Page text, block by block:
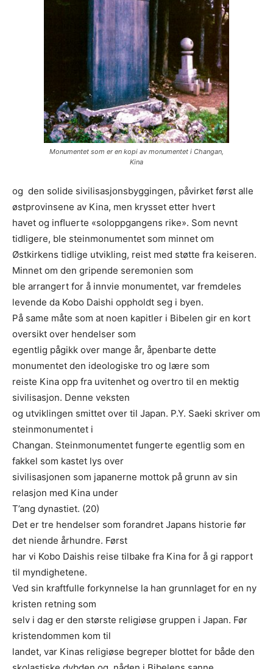
Monumentet som er en kopi av monumentet i Changan,
Kina
og den solide sivilisasjonsbyggingen, påvirket først alle
østprovinsene av Kina, men krysset etter hvert
havet og inﬂuerte «soloppgangens rike». Som nevnt
tidligere, ble steinmonumentet som minnet om
Østkirkens tidlige utvikling, reist med støtte fra keiseren.
Minnet om den gripende seremonien som
ble arrangert for å innvie monumentet, var fremdeles
levende da Kobo Daishi oppholdt seg i byen.
På same måte som at noen kapitler i Bibelen gir en kort
oversikt over hendelser som
egentlig pågikk over mange år, åpenbarte dette
monumentet den ideologiske tro og lære som
reiste Kina opp fra uvitenhet og overtro til en mektig
sivilisasjon. Denne veksten
og utviklingen smittet over til Japan. P.Y. Saeki skriver om
steinmonumentet i
Changan. Steinmonumentet fungerte egentlig som en
fakkel som kastet lys over
sivilisasjonen som japanerne mottok på grunn av sin
relasjon med Kina under
T’ang dynastiet. (20)
Det er tre hendelser som forandret Japans historie før
det niende århundre. Først
har vi Kobo Daishis reise tilbake fra Kina for å gi rapport
til myndighetene.
Ved sin kraftfulle forkynnelse la han grunnlaget for en ny
kristen retning som
selv i dag er den største religiøse gruppen i Japan. Før
kristendommen kom til
landet, var Kinas religiøse begreper blottet for både den